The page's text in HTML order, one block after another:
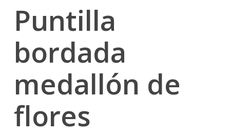
Puntilla
bordada
medallón de
flores